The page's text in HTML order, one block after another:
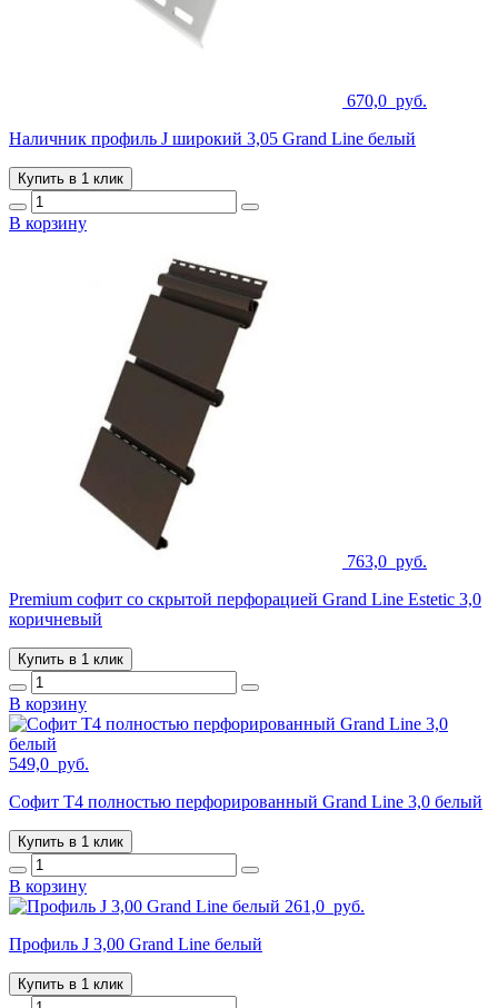
670,0 руб.
Наличник профиль J широкий 3,05 Grand Line белый
Купить в 1 клик
В корзину
763,0 руб.
Premium софит со скрытой перфорацией Grand Line Estetic 3,0
коричневый
Купить в 1 клик
В корзину
549,0 руб.
Софит T4 полностью перфорированный Grand Line 3,0 белый
Купить в 1 клик
В корзину
261,0 руб.
Профиль J 3,00 Grand Line белый
Купить в 1 клик